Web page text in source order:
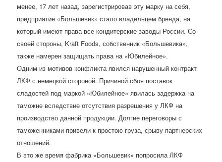
менее, 17 лет назад, зарегистрировав эту марку на себя,
предприятие «Большевик» стало владельцем бренда, на
который имеют права все кондитерские заводы России. Со
своей стороны, Kraft Foods, собственник «Большевика»,
также намерен защищать права на «Юбилейное».
Одним из мотивов конфликта явился нарушенный контракт
ЛКФ с немецкой стороной. Причиной сбоя поставок
сладостей под маркой «Юбилейное» явилась задержка на
таможне вследствие отсутствия разрешения у ЛКФ на
производство данной продукции. Долгие переговоры с
таможенниками привели к простою груза, срыву партнерских
отношений.
В это же время фабрика «Большевик» попросила ЛКФ